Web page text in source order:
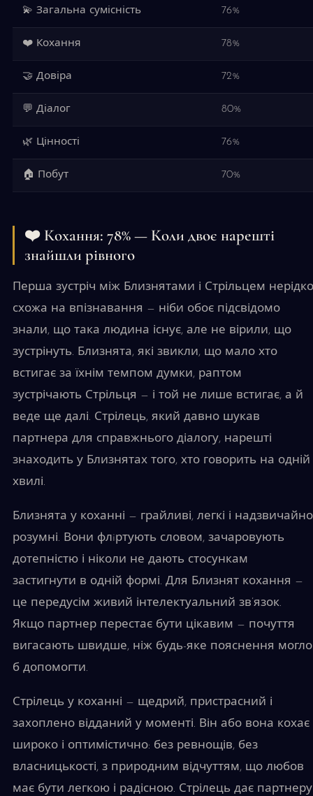
💫 Загальна сумісність 76%
❤️ Кохання 78%
🤝 Довіра 72%
💬 Діалог 80%
🌿 Цінності 76%
🏠 Побут 70%
❤️ Кохання: 78% — Коли двоє нарешті
знайшли рівного
Перша зустріч між Близнятами і Стрільцем нерідко
схожа на впізнавання — ніби обоє підсвідомо
знали, що така людина існує, але не вірили, що
зустрінуть. Близнята, які звикли, що мало хто
встигає за їхнім темпом думки, раптом
зустрічають Стрільця — і той не лише встигає, а й
веде ще далі. Стрілець, який давно шукав
партнера для справжнього діалогу, нарешті
знаходить у Близнятах того, хто говорить на одній
хвилі.
Близнята у коханні — грайливі, легкі і надзвичайно
розумні. Вони флiртують словом, зачаровують
дотепністю і ніколи не дають стосункам
застигнути в одній формі. Для Близнят кохання —
це передусім живий інтелектуальний зв’язок.
Якщо партнер перестає бути цікавим — почуття
вигасають швидше, ніж будь-яке пояснення могло
б допомогти.
Стрілець у коханні — щедрий, пристрасний і
захоплено відданий у моменті. Він або вона кохає
широко і оптимістично: без ревнощів, без
власницькості, з природним відчуттям, що любов
має бути легкою і радісною. Стрілець дає партнеру